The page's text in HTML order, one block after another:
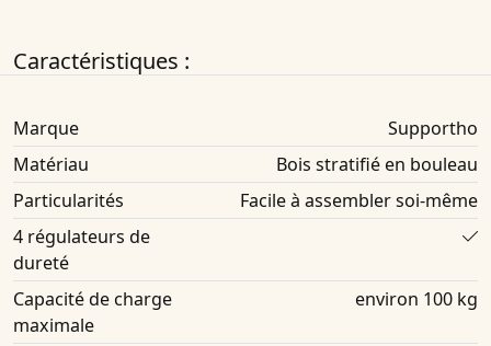
Caractéristiques :
Marque
Supportho
Matériau
Bois stratifié en bouleau
Particularités
Facile à assembler soi-même
4 régulateurs de
dureté
Capacité de charge
maximale
environ 100 kg